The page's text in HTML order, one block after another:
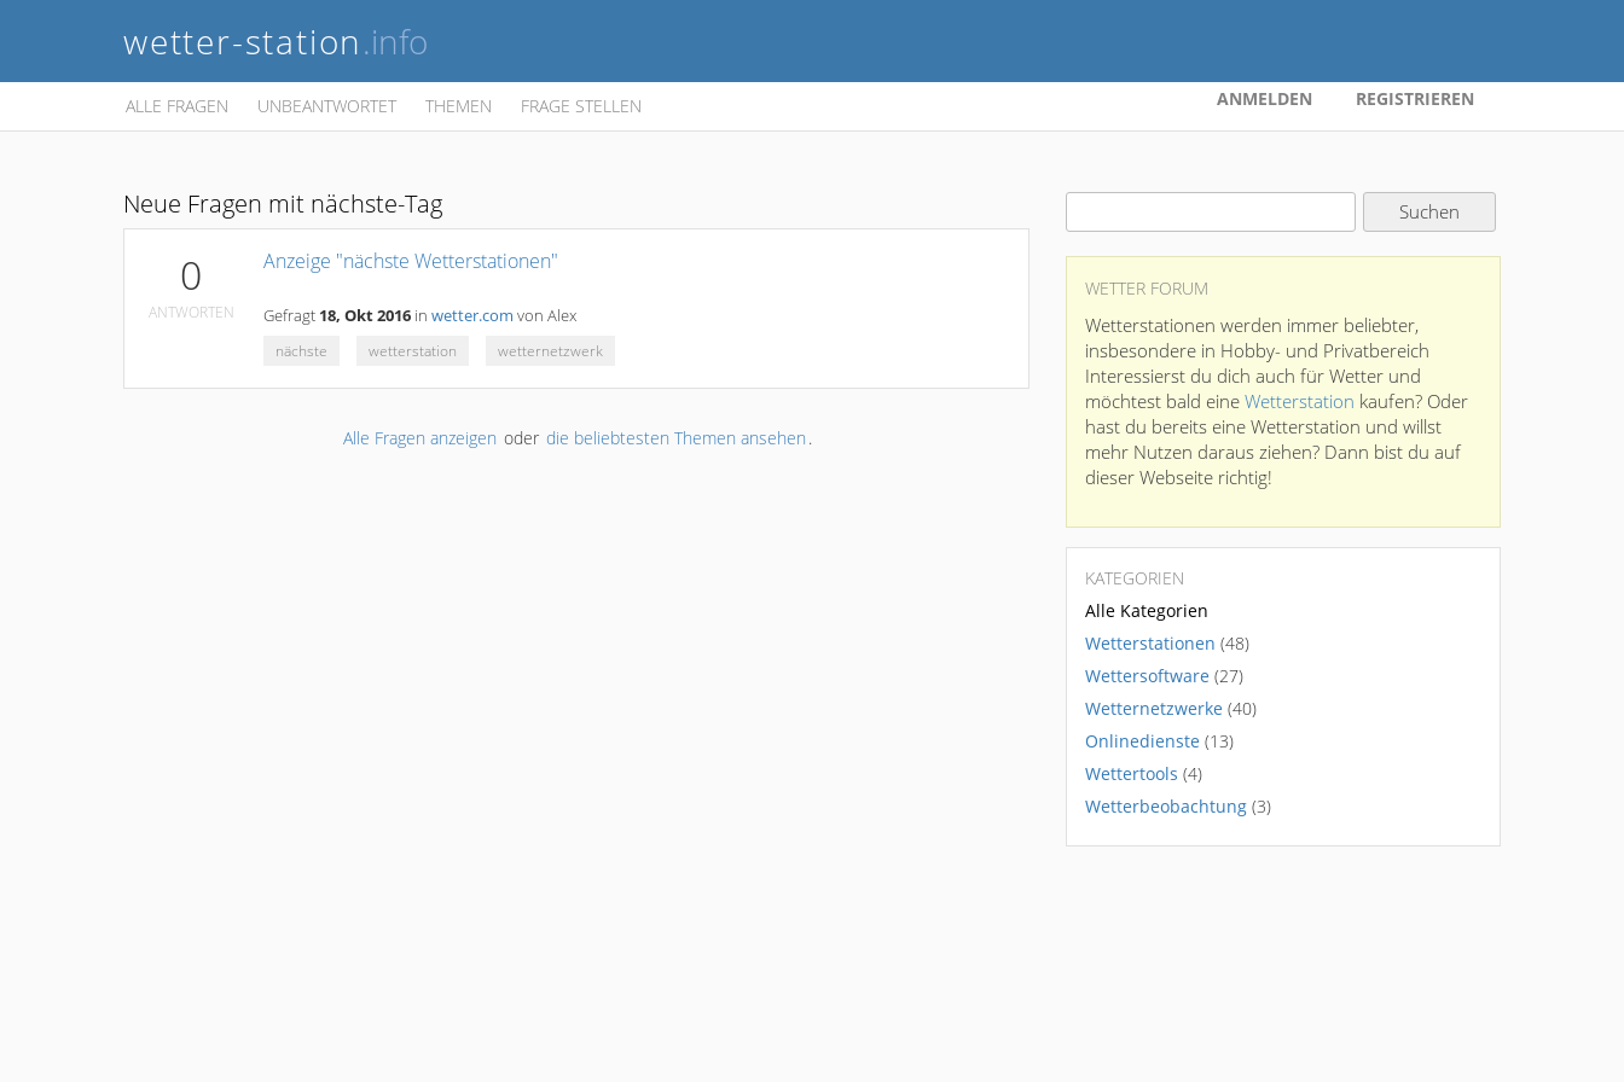
wetter-station.info
ALLE FRAGEN UNBEANTWORTET THEMEN FRAGE STELLEN ANMELDEN REGISTRIEREN
Neue Fragen mit nächste-Tag
0
ANTWORTEN
Anzeige "nächste Wetterstationen"
Gefragt 18, Okt 2016 in wetter.com von Alex
nächste
wetterstation wetternetzwerk
Alle Fragen anzeigen oder die beliebtesten Themen ansehen .
WETTER FORUM
Wetterstationen werden immer beliebter,
insbesondere in Hobby- und Privatbereich
Interessierst du dich auch für Wetter und
möchtest bald eine Wetterstation kaufen? Oder
hast du bereits eine Wetterstation und willst
mehr Nutzen daraus ziehen? Dann bist du auf
dieser Webseite richtig!
KATEGORIEN
Alle Kategorien
Wetterstationen (48)
Wettersoftware (27)
Wetternetzwerke (40)
Onlinedienste (13)
Wettertools (4)
Wetterbeobachtung (3)